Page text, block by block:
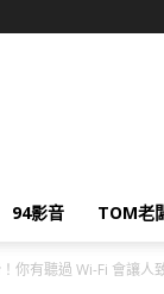
94影音 TOM老
你有聽過 Wi-Fi 會讓人